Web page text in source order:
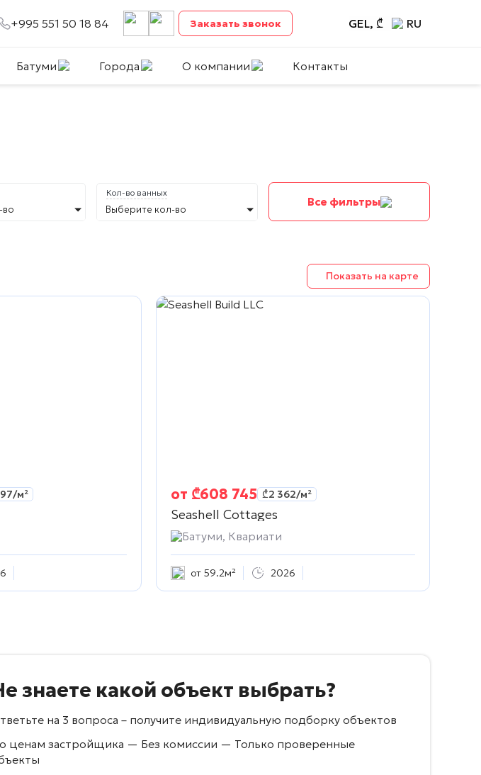
+995 551 50 18 84 Заказать звонок GEL, ₾ RU
Батуми Города О компании Контакты
во
Кол-во ванных
Выберите кол-во
Все фильтры
Показать на карте
/м² от ₾608 745 ₾2 362/м²
Seashell Cottages
Батуми, Квариати
от 59.2м² 2026
знаете какой объект выбрать?
на 3 вопроса – получите индивидуальную подборку объектов
ценам застройщика — Без комиссии — Только проверенные